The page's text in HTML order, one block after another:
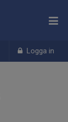
Logga in